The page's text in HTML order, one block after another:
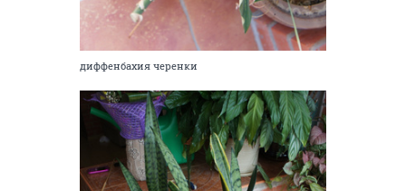
диффенбахия черенки